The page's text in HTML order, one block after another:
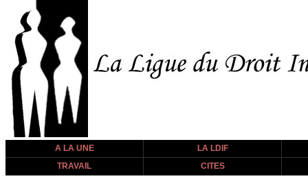
A LA UNE
LA LDIF
TRAVAIL
CITES